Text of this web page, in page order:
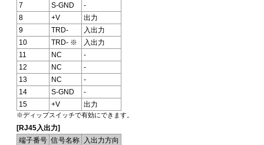
7
S-GND
-
8
+V
出力
9
TRD-
入出力
10
TRD- ※
入出力
11
NC
-
12
NC
-
13
NC
-
14
S-GND
-
15
+V 出力
※ディップスイッチで有効にできます。
[RJ45入出力]
端子番号 信号名称
入出力方向